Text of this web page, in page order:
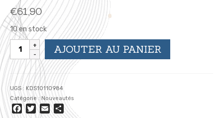
€61,90
10 en stock
quantité
de
DENISE
-
Serviette
de
Bain
-
AJOUTER AU PANIER
UGS : KDS10110984
Catégorie :Nouveautés
Facebook
Twitter
EmailPartager